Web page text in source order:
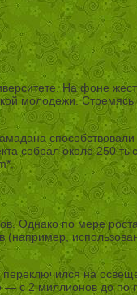
На фоне
молодежи. Стремясь
собрал около 250
Однако по мере
на
с 2 миллионов до